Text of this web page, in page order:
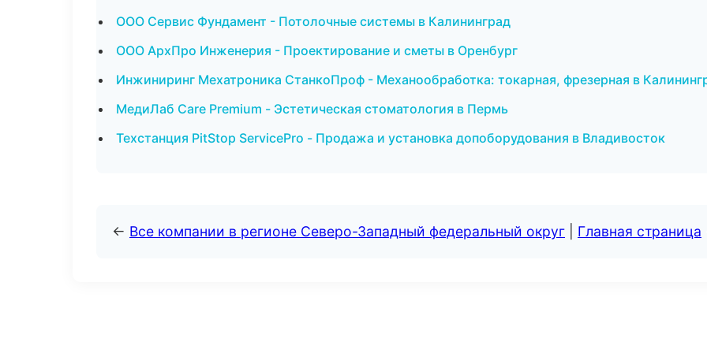
ООО Сервис Фундамент - Потолочные системы в Калининград
ООО АрхПро Инженерия - Проектирование и сметы в Оренбург
Инжиниринг Мехатроника СтанкоПроф - Механообработка: токарная, фрезерная в
МедиЛаб Care Premium - Эстетическая стоматология в Пермь
Техстанция PitStop ServicePro - Продажа и установка допоборудования в Владивосток
← Все компании в регионе Северо-Западный федеральный округ Главная страница